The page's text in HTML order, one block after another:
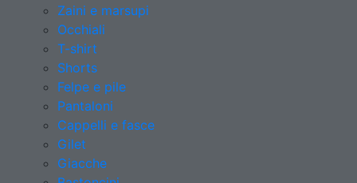
Zaini e marsupi
Occhiali
T-shirt
Shorts
Felpe e pile
Pantaloni
Cappelli e fasce
Gilet
Giacche